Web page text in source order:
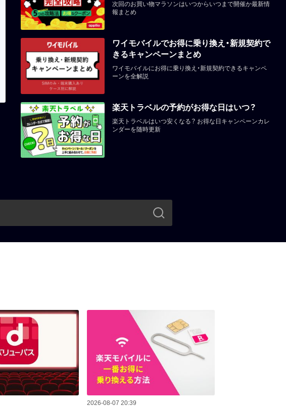
次回のお買い物マラソンはいつからいつまで開催か最新情
報まとめ
ワイモバイルでお得に乗り換え・新規契約で
きるキャンペーンまとめ
ワイモバイルにお得に乗り換え・新規契約できるキャンペ
ーンを全解説
楽天トラベルの予約がお得な日はいつ？
楽天トラベルはいつ安くなる？ お得な日キャンペーンカレ
ンダーを随時更新
2026-08-07 20:39